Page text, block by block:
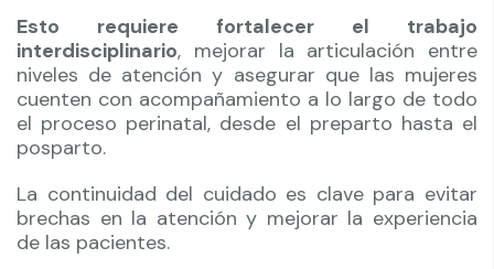
Esto requiere fortalecer el trabajo
interdisciplinario, mejorar la articulación entre
niveles de atención y asegurar que las mujeres
cuenten con acompañamiento a lo largo de todo
el proceso perinatal, desde el preparto hasta el
posparto.
La continuidad del cuidado es clave para evitar
brechas en la atención y mejorar la experiencia
de las pacientes.